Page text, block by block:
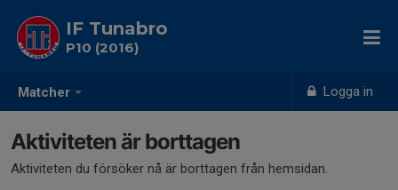
Matcher Logga in
IF Tunabro
P10 (2016)
Aktiviteten är borttagen
Aktiviteten du försöker nå är borttagen från hemsidan.